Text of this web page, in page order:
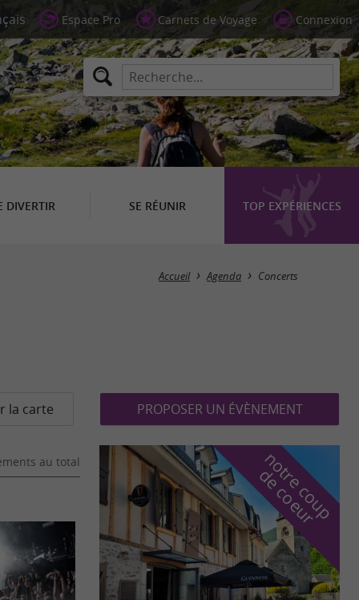
Espace Pro Carnets de Voyage Connexion
DIVERTIR SE RÉUNIR TOP EXPÉRIENCES
Masquer la carte
Accueil Agenda Concerts
la carte
au total
PROPOSER UN ÉVÈNEMENT
n
o
t
r
e
c
o
u
p
d
e
c
o
e
u
r